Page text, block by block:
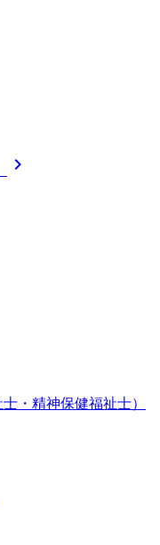

・精神保健福祉士）